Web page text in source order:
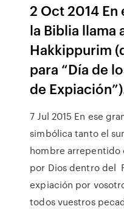
2 Oct 2014
la Biblia llama
Hakkippurim
para “Día de
de
7 Jul 2015 En ese
simbólica tanto el
hombre arrepentido
por Dios dentro del
expiación por
todos vuestros